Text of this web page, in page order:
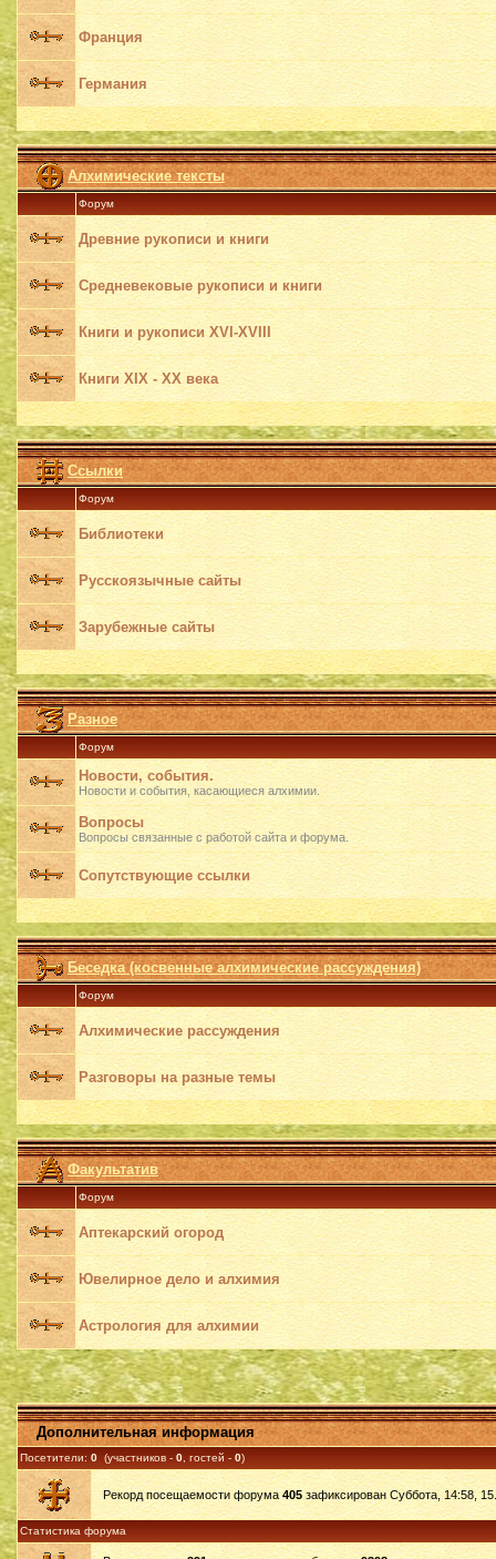
Франция
Германия
Алхимические тексты
Форум
Древние рукописи и книги
Средневековые рукописи и книги
Книги и рукописи XVI-XVIII
Книги XIX - XX века
Ссылки
Форум
Библиотеки
Русскоязычные сайты
Зарубежные сайты
Разное
Форум
Новости, события.
Новости и события, касающиеся алхимии.
Вопросы
Вопросы связанные с работой сайта и форума.
Сопутствующие ссылки
Беседка (косвенные алхимические рассуждения)
Форум
Алхимические рассуждения
Разговоры на разные темы
Факультатив
Форум
Аптекарский огород
Ювелирное дело и алхимия
Астрология для алхимии
Дополнительная информация
Посетители: 0 (участников - 0 , гостей - 0)
Рекорд посещаемости форума 405 зафиксирован Суббота, 14:58,
Статистика форума